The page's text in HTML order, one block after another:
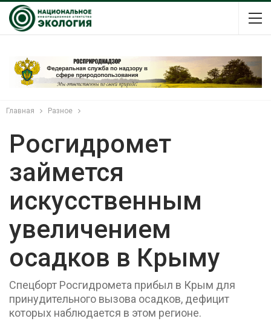
Главная Разное
Росгидромет
займется
искусственным
увеличением
осадков в Крыму
Спецборт Росгидромета прибыл в Крым для
принудительного вызова осадков, дефицит
которых наблюдается в этом регионе.